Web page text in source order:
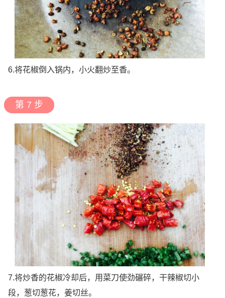
6.将花椒倒入锅内，小火翻炒至香。
第 7 步
7.将炒香的花椒冷却后，用菜刀使劲碾碎，干辣椒切小
段，葱切葱花，姜切丝。